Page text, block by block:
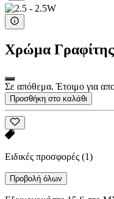
Χρώμα Γραφίτης
Σε απόθεμα. Έτοιμο για
Προσθήκη στο καλάθι
Ειδικές προσφορές (1)
Προβολή όλων